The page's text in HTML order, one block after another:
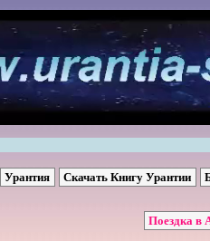
Урантия Скачать Книгу Урантии
Поездка в